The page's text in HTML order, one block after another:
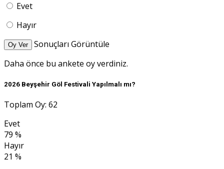
Evet
Hayır
Oy Ver
Sonuçları Görüntüle
Daha önce bu ankete oy verdiniz.
2026 Beyşehir Göl Festivali Yapılmalı mı?
Toplam Oy: 62
Evet
79 %
Hayır
21 %